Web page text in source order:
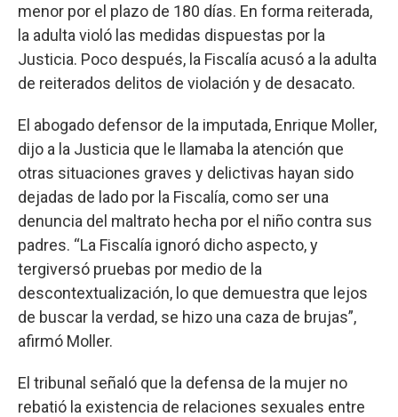
menor por el plazo de 180 días. En forma reiterada,
la adulta violó las medidas dispuestas por la
Justicia. Poco después, la Fiscalía acusó a la adulta
de reiterados delitos de violación y de desacato.
El abogado defensor de la imputada, Enrique Moller,
dijo a la Justicia que le llamaba la atención que
otras situaciones graves y delictivas hayan sido
dejadas de lado por la Fiscalía, como ser una
denuncia del maltrato hecha por el niño contra sus
padres. “La Fiscalía ignoró dicho aspecto, y
tergiversó pruebas por medio de la
descontextualización, lo que demuestra que lejos
de buscar la verdad, se hizo una caza de brujas”,
afirmó Moller.
El tribunal señaló que la defensa de la mujer no
rebatió la existencia de relaciones sexuales entre